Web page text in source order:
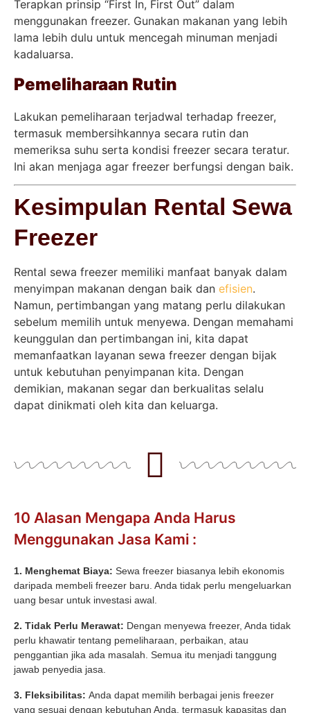
Terapkan prinsip “First In, First Out” dalam
menggunakan freezer. Gunakan makanan yang lebih
lama lebih dulu untuk mencegah minuman menjadi
kadaluarsa.
Pemeliharaan Rutin
Lakukan pemeliharaan terjadwal terhadap freezer,
termasuk membersihkannya secara rutin dan
memeriksa suhu serta kondisi freezer secara teratur.
Ini akan menjaga agar freezer berfungsi dengan baik.
Kesimpulan Rental Sewa
Freezer
Rental sewa freezer memiliki manfaat banyak dalam
menyimpan makanan dengan baik dan efisien.
Namun, pertimbangan yang matang perlu dilakukan
sebelum memilih untuk menyewa. Dengan memahami
keunggulan dan pertimbangan ini, kita dapat
memanfaatkan layanan sewa freezer dengan bijak
untuk kebutuhan penyimpanan kita. Dengan
demikian, makanan segar dan berkualitas selalu
dapat dinikmati oleh kita dan keluarga.
10 Alasan Mengapa Anda Harus
Menggunakan Jasa Kami :
1. Menghemat Biaya: Sewa freezer biasanya lebih ekonomis
daripada membeli freezer baru. Anda tidak perlu mengeluarkan
uang besar untuk investasi awal.
2. Tidak Perlu Merawat: Dengan menyewa freezer, Anda tidak
perlu khawatir tentang pemeliharaan, perbaikan, atau
penggantian jika ada masalah. Semua itu menjadi tanggung
jawab penyedia jasa.
3. Fleksibilitas: Anda dapat memilih berbagai jenis freezer
yang sesuai dengan kebutuhan Anda, termasuk kapasitas dan